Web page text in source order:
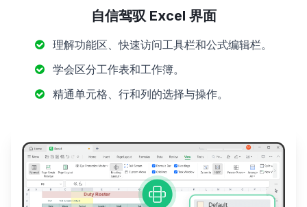
自信驾驭 Excel 界面
理解功能区、快速访问工具栏和公式编辑栏。
学会区分工作表和工作簿。
精通单元格、行和列的选择与操作。